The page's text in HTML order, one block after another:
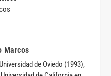
Marcos
de Oviedo (1993),